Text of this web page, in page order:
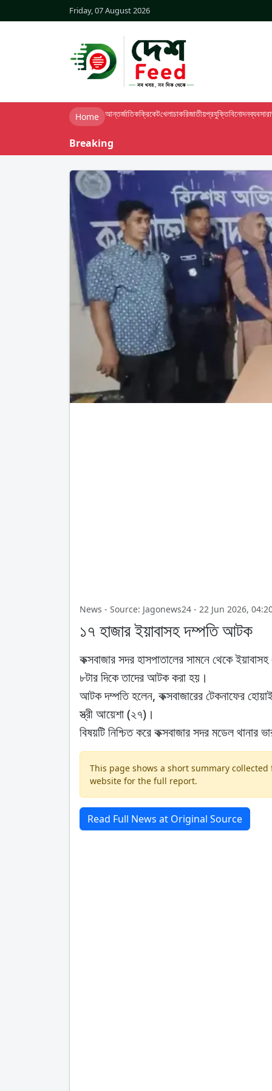
Friday, 07 August 2026
Home আন্তর্জাতিকক্রিকেটখেলাচাকরিজাতীয়প্রযুক্তিবিনোদনব্যবসা
Breaking
News - Source: Jagonews24 - 22 Jun 2026,
১৭ হাজার ইয়াবাসহ দম্পতি আটক
কক্সবাজার সদর হাসপাতালের সামনে থেকে
৮টার দিকে তাদের আটক করা হয়।
আটক দম্পতি হলেন, কক্সবাজারের টেকনাফের
স্ত্রী আয়েশা (২৭)।
বিষয়টি নিশ্চিত করে কক্সবাজার সদর মডেল থানার
This page shows a short summary
website for the full report.
Read Full News at Original Source